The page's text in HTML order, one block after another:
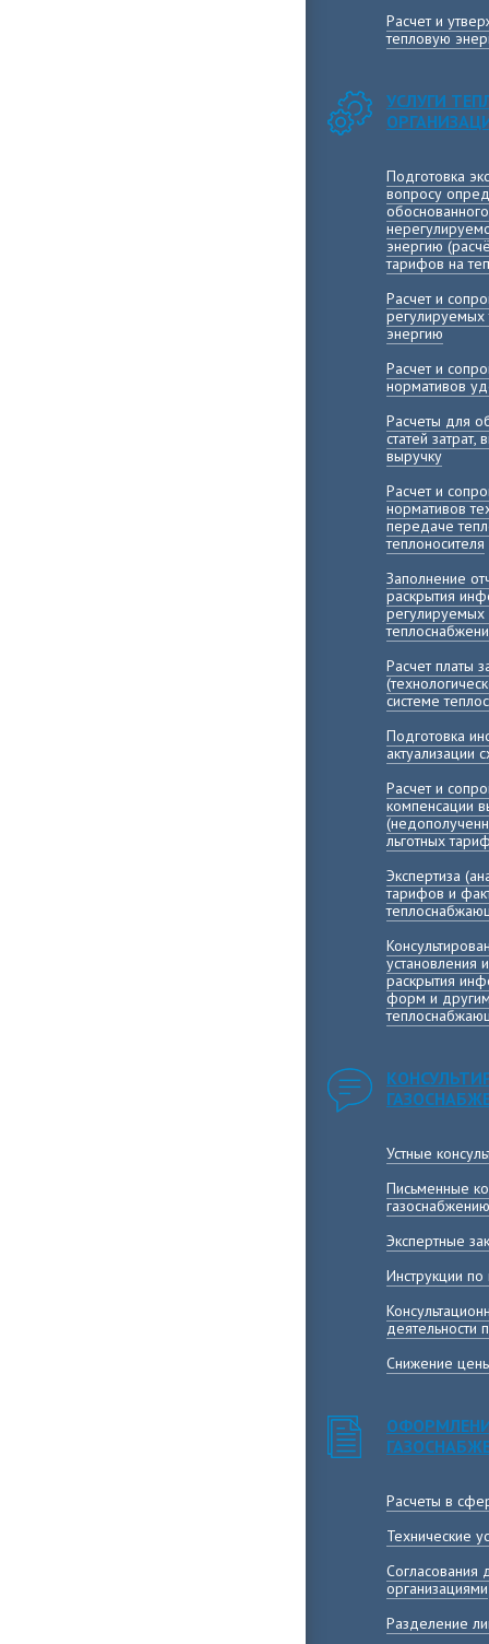
Расчет и
тепловую
УСЛУГИ
Подготовка
вопросу
энергию
тарифов на
Расчет и
энергию
Расчет и
нормативов
Расчеты для
статей
выручку
Расчет и
нормативов
передаче
теплоносителя
Заполнение
раскрытия
Расчет платы
системе
Подготовка
актуализации
Расчет и
компенсации
льготных
Экспертиза
тарифов и
установления
раскрытия
форм и
Устные
Письменные
газоснабжению
Экспертные
Инструкции
деятельности
Снижение
Расчеты в
Технические
Согласования
организациями
Разделение